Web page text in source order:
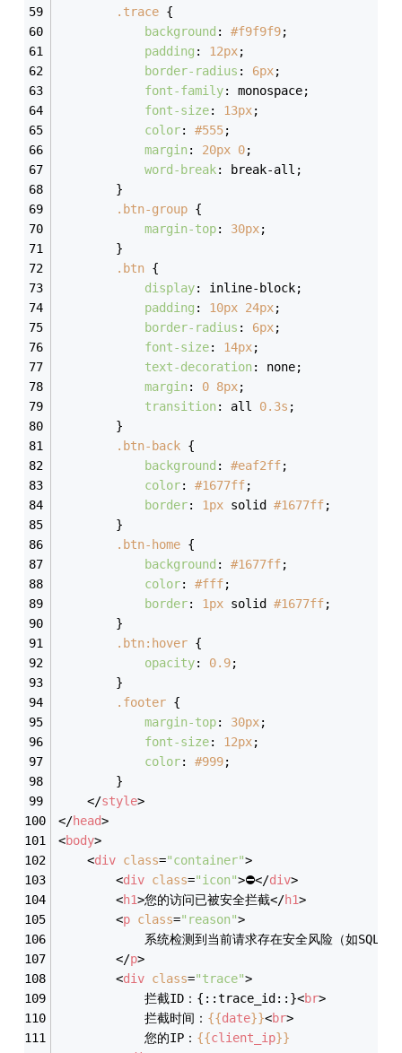
.trace {
background : #f9f9f9;
padding : 12px;
border-radius : 6px;
font-family: monospace;
font-size: 13px;
color: #555;
margin: 20px 0;
word-break: break-all;
        }
.btn-group {
margin-top: 30px;
        }
.btn {
display: inline-block;
padding : 10px 24px;
border-radius : 6px;
font-size: 14px;
text-decoration: none;
margin: 0 8px;
transition: all 0.3s ;
        }
.btn-back {
background : #eaf2ff;
color: #1677ff;
border: 1px solid #1677ff;
        }
.btn-home {
background : #1677ff;
color: #fff;
border: 1px solid #1677ff;
        }
.btn:hover {
opacity: 0.9;
        }
.footer {
margin-top: 30px;
font-size: 12px;
color: #999;
        }
</style>
</head>
<body>
<div class="container">
<div class="icon">⛔</div>
<h1>您的访问已被安全拦截</h1>
<p class="reason">
系统检测到当前请求存在安全风险（如SQL注
</p>
<div class="trace">
            拦截ID：{::trace_id::}
<br>
            拦截时间：
{{date}}<br>
            您的IP：
{{client_ip}}